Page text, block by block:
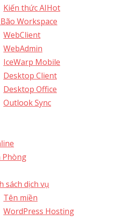
Kiến thức AIHot
Workspace
WebClient
WebAdmin
IceWarp Mobile
Desktop Client
Desktop Office
Outlook Sync
Phòng
sách dịch vụ
Tên miền
WordPress Hosting